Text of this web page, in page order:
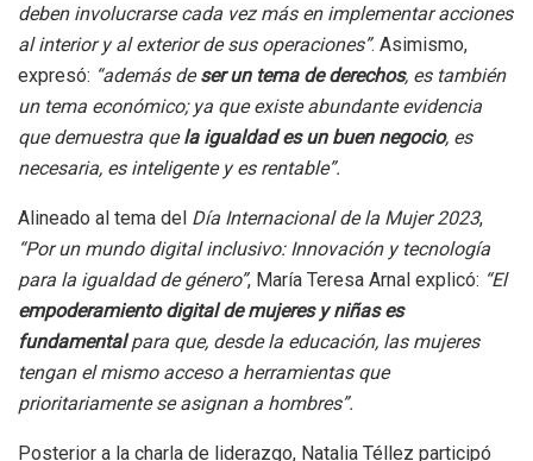
deben involucrarse cada vez más en implementar acciones
al interior y al exterior de sus operaciones”. Asimismo,
expresó: “además deser un tema de derechos, es también
un tema económico; ya que existe abundante evidencia
que demuestra quela igualdad es un buen negocio, es
necesaria, es inteligente y es rentable”.
Alineado al tema del Día Internacional de la Mujer 2023,
“Por un mundo digital inclusivo: Innovación y tecnología
para la igualdad de género”, María Teresa Arnal explicó: “El
empoderamiento digital de mujeres y niñas es
fundamentalpara que, desde la educación, las mujeres
tengan el mismo acceso a herramientas que
prioritariamente se asignan a hombres”.
Posterior a la charla de liderazgo, Natalia Téllez participó